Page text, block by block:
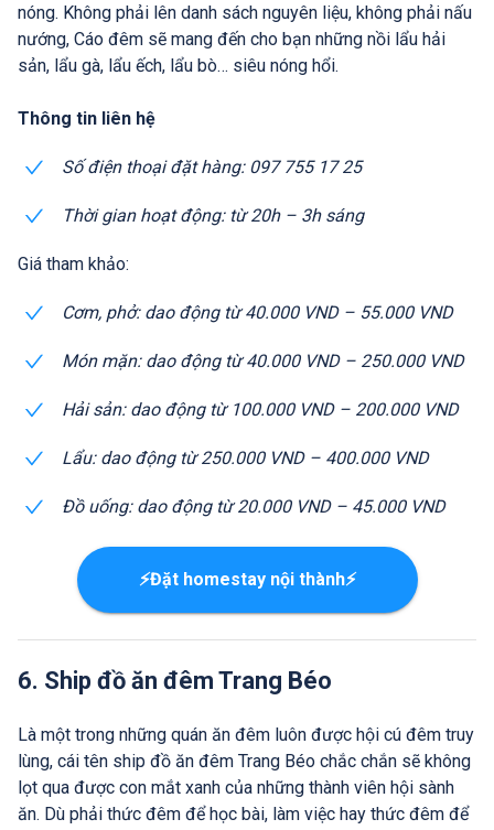
nóng. Không phải lên danh sách nguyên liệu, không phải nấu
nướng, Cáo đêm sẽ mang đến cho bạn những nồi lẩu hải
sản, lẩu gà, lẩu ếch, lẩu bò… siêu nóng hổi.
Thông tin liên hệ
Số điện thoại đặt hàng: 097 755 17 25
Thời gian hoạt động: từ 20h – 3h sáng
Giá tham khảo:
Cơm, phở: dao động từ 40.000 VND – 55.000 VND
Món mặn: dao động từ 40.000 VND – 250.000 VND
Hải sản: dao động từ 100.000 VND – 200.000 VND
Lẩu: dao động từ 250.000 VND – 400.000 VND
Đồ uống: dao động từ 20.000 VND – 45.000 VND
⚡Đặt homestay nội thành⚡
6. Ship đồ ăn đêm Trang Béo
Là một trong những quán ăn đêm luôn được hội cú đêm truy
lùng, cái tên ship đồ ăn đêm Trang Béo chắc chắn sẽ không
lọt qua được con mắt xanh của những thành viên hội sành
ăn. Dù phải thức đêm để học bài, làm việc hay thức đêm để